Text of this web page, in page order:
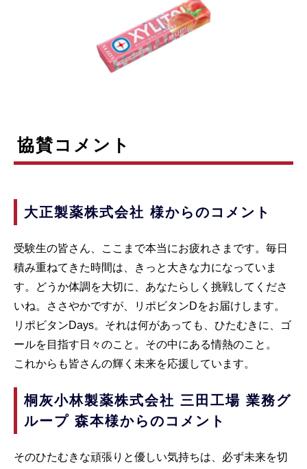
協賛コメント
大正製薬株式会社 様からのコメント
受験生の皆さん、ここまで本当にお疲れさまです。毎日
積み重ねてきた時間は、きっと大きな力になっていま
す。どうか体調を大切に、あなたらしく挑戦してくださ
いね。ささやかですが、リポビタンDをお届けします。
リポビタンDays。それは何があっても、ひたむきに、ゴ
ールを目指す日々のこと。その中にある情熱のこと。
これからも皆さんの輝く未来を応援しています。
桐灰小林製薬株式会社 三田工場 業務グ
ループ 森本様からのコメント
そのひたむきな頑張りと優しい気持ちは、必ず未来を切